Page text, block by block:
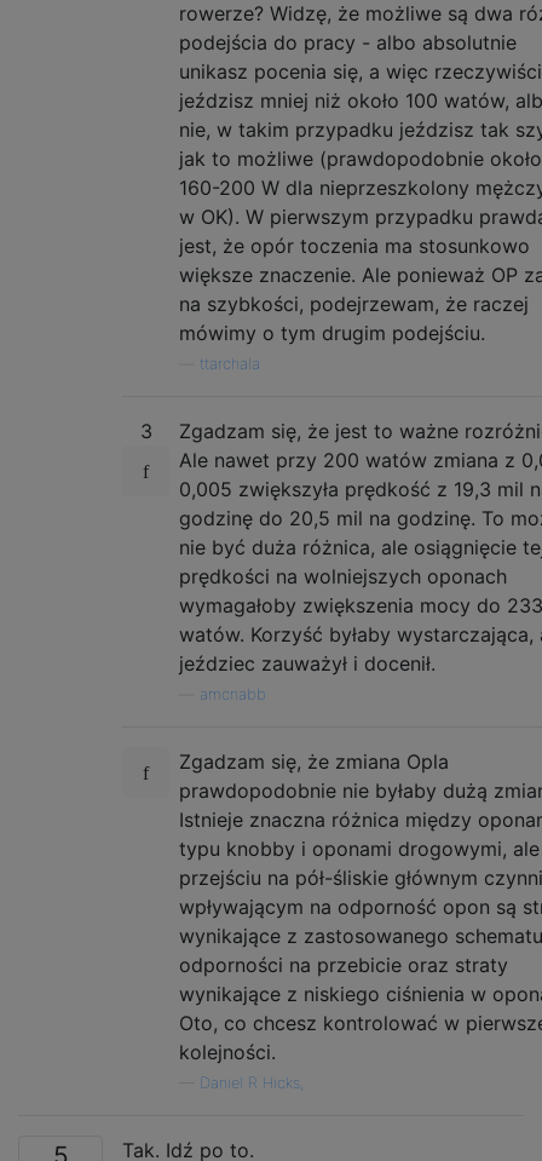
rowerze? Widzę, że możliwe są dwa
podejścia do pracy - albo absolutnie
unikasz pocenia się, a więc
jeździsz mniej niż około 100 watów,
nie, w takim przypadku jeździsz tak
jak to możliwe (prawdopodobnie około
160-200 W dla nieprzeszkolony
w OK). W pierwszym przypadku
jest, że opór toczenia ma stosunkowo
większe znaczenie. Ale ponieważ OP
na szybkości, podejrzewam, że raczej
mówimy o tym drugim podejściu.
ttarchala
3
Zgadzam się, że jest to ważne
Ale nawet przy 200 watów zmiana z
0,005 zwiększyła prędkość z 19,3 mil
godzinę do 20,5 mil na godzinę. To
nie być duża różnica, ale osiągnięcie
prędkości na wolniejszych oponach
wymagałoby zwiększenia mocy do 233
watów. Korzyść byłaby wystarczająca,
jeździec zauważył i docenił.
amcnabb
Zgadzam się, że zmiana Opla
prawdopodobnie nie byłaby dużą
Istnieje znaczna różnica między
typu knobby i oponami drogowymi,
przejściu na pół-śliskie głównym
wpływającym na odporność opon są
wynikające z zastosowanego schematu
odporności na przebicie oraz straty
wynikające z niskiego ciśnienia w
Oto, co chcesz kontrolować w
kolejności.
Daniel R Hicks,
Tak. Idź po to.